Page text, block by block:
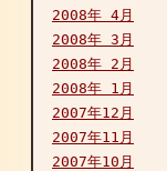
2008年 4月
2008年 3月
2008年 2月
2008年 1月
2007年12月
2007年11月
2007年10月